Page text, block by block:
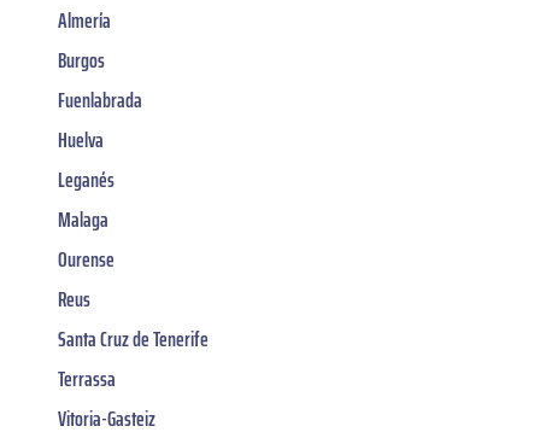
Almería
Burgos
Fuenlabrada
Huelva
Leganés
Malaga
Ourense
Reus
Santa Cruz de Tenerife
Terrassa
Vitoria-Gasteiz